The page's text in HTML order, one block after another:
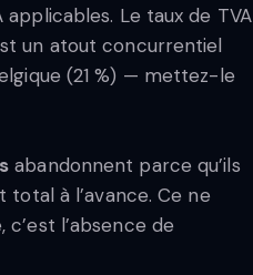
Le taux de TVA
un atout concurrentiel
(21 %) — mettez-le
abandonnent parce qu’ils
à l’avance. Ce ne
l’absence de